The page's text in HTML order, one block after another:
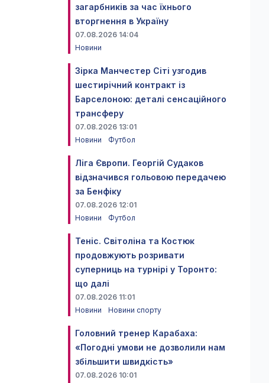
загарбників за час їхнього
вторгнення в Україну
07.08.2026 14:04
Новини
Зірка Манчестер Сіті узгодив
шестирічний контракт із
Барселоною: деталі сенсаційного
трансферу
07.08.2026 13:01
Новини
Футбол
Ліга Європи. Георгій Судаков
відзначився гольовою передачею
за Бенфіку
07.08.2026 12:01
Новини
Футбол
Теніс. Світоліна та Костюк
продовжують розривати
суперниць на турнірі у Торонто:
що далі
07.08.2026 11:01
Новини
Новини спорту
Головний тренер Карабаха:
«Погодні умови не дозволили нам
збільшити швидкість»
07.08.2026 10:01